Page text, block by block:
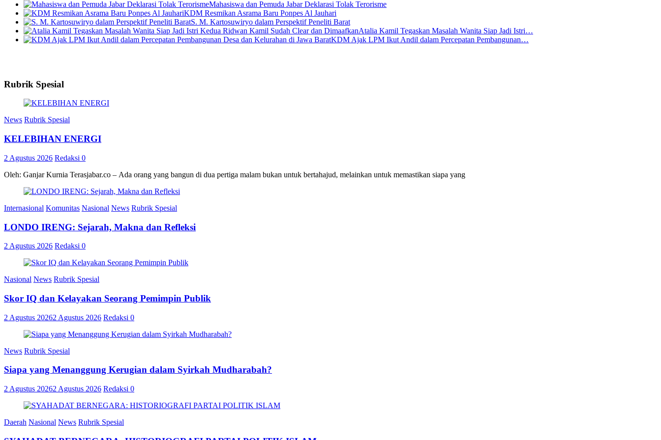
Mahasiswa dan Pemuda Jabar Deklarasi Tolak Terorisme
KDM Resmikan Asrama Baru Ponpes Al Jauhari
S. M. Kartosuwiryo dalam Perspektif Peneliti Barat
Atalia Kamil Tegaskan Masalah Wanita Siap Jadi Istri…
KDM Ajak LPM Ikut Andil dalam Percepatan Pembangunan…
Rubrik Spesial
News Rubrik Spesial
KELEBIHAN ENERGI
2 Agustus 2026 Redaksi 0
Oleh: Ganjar Kurnia Terasjabar.co – Ada orang yang bangun di dua pertiga malam bukan untuk bertahajud, melainkan untuk memastikan siapa yang
Internasional Komunitas Nasional News Rubrik Spesial
LONDO IRENG: Sejarah, Makna dan Refleksi
2 Agustus 2026 Redaksi 0
Nasional News Rubrik Spesial
Skor IQ dan Kelayakan Seorang Pemimpin Publik
2 Agustus 20262 Agustus 2026 Redaksi 0
News Rubrik Spesial
Siapa yang Menanggung Kerugian dalam Syirkah Mudharabah?
2 Agustus 20262 Agustus 2026 Redaksi 0
Daerah Nasional News Rubrik Spesial